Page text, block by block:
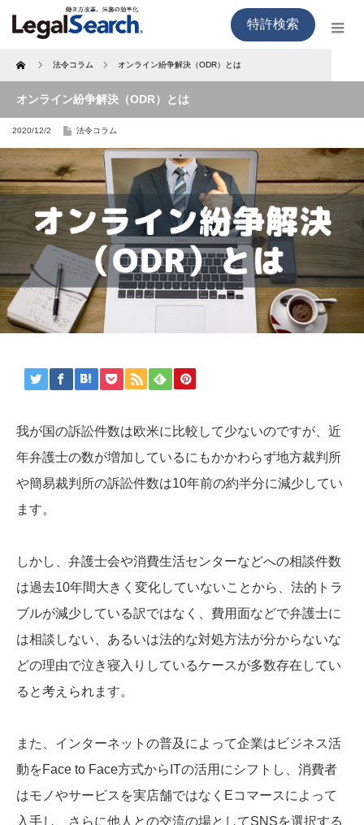
特許検索
Home 法令コラム オンライン紛争解決（ODR）とは
オンライン紛争解決（ODR）とは
2020/12/2 法令コラム
我が国の訴訟件数は欧米に比較して少ないのですが、近
年弁護士の数が増加しているにもかかわらず地方裁判所
や簡易裁判所の訴訟件数は10年前の約半分に減少してい
ます。
しかし、弁護士会や消費生活センターなどへの相談件数
は過去10年間大きく変化していないことから、法的トラ
ブルが減少している訳ではなく、費用面などで弁護士に
は相談しない、あるいは法的な対処方法が分からないな
どの理由で泣き寝入りしているケースが多数存在してい
ると考えられます。
また、インターネットの普及によって企業はビジネス活
動をFace to Face方式からITの活用にシフトし、消費者
はモノやサービスを実店舗ではなくEコマースによって
入手し、さらに他人との交流の場としてSNSを選択する